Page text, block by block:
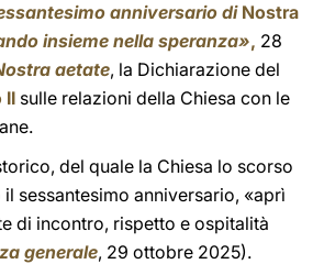
anniversario di Nostra
insieme nella speranza», 28
aetate, la Dichiarazione del
II sulle relazioni della Chiesa con le
del quale la Chiesa lo scorso
sessantesimo anniversario, «aprì
di incontro, rispetto e ospitalità
generale, 29 ottobre 2025).